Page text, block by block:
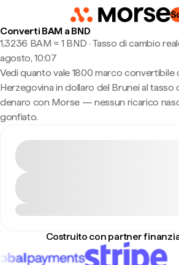
Converti BAM a BND
1,3236 BAM ≈ 1 BND · Tasso di cambio
agosto, 10:07
Vedi quanto vale 1800 marco convertibile
Herzegovina in dollaro del Brunei al tasso
denaro con Morse — nessun ricarico
gonfiato.
Costruito con partner